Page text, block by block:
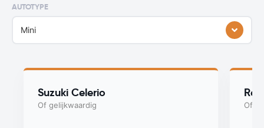
AUTOTYPE
Mini
Suzuki Celerio
Of gelijkwaardig Of